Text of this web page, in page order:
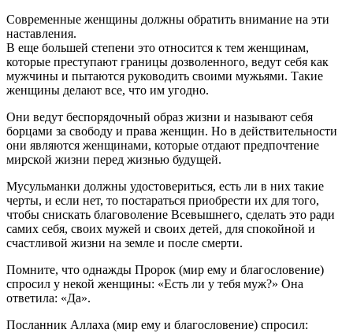
Современные женщины должны обратить внимание на эти
наставления.
В еще большей степени это относится к тем женщинам,
которые преступают границы дозволенного, ведут себя как
мужчины и пытаются руководить своими мужьями. Такие
женщины делают все, что им угодно.
Они ведут беспорядочный образ жизни и называют себя
борцами за свободу и права женщин. Но в действительности
они являются женщинами, которые отдают предпочтение
мирской жизни перед жизнью будущей.
Мусульманки должны удостовериться, есть ли в них такие
черты, и если нет, то постараться приобрести их для того,
чтобы снискать благоволение Всевышнего, сделать это ради
самих себя, своих мужей и своих детей, для спокойной и
счастливой жизни на земле и после смерти.
Помните, что однажды Пророк (мир ему и благословение)
спросил у некой женщины: «Есть ли у тебя муж?» Она
ответила: «Да».
Посланник Аллаха (мир ему и благословение) спросил: